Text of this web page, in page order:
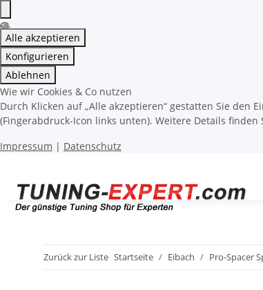
Alle akzeptieren
Konfigurieren
Ablehnen
Wie wir Cookies & Co nutzen
Durch Klicken auf „Alle akzeptieren“ gestatten Sie den
(Fingerabdruck-Icon links unten). Weitere Details finden
Impressum | Datenschutz
Zurück zur Liste Startseite Eibach Pro-Spacer